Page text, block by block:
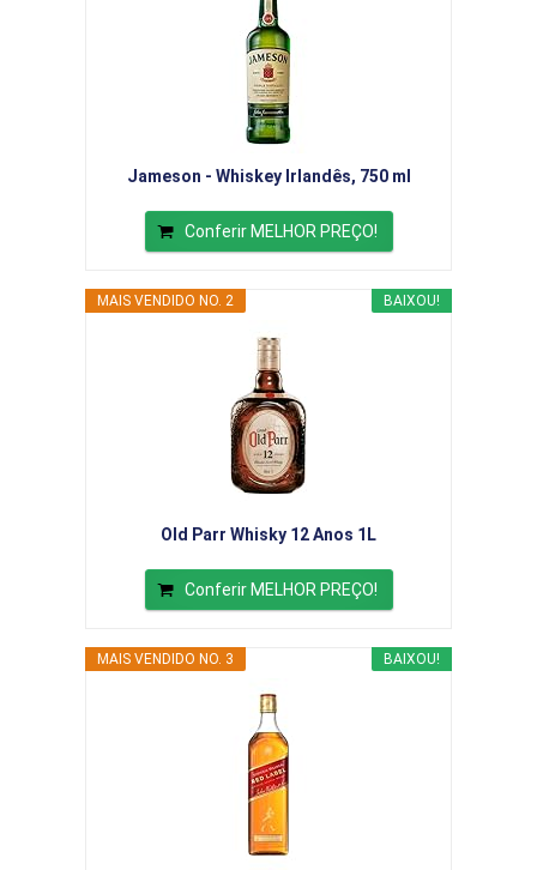
Jameson - Whiskey Irlandês, 750 ml
Conferir MELHOR PREÇO!
BAIXOU!
MAIS VENDIDO NO. 2
Old Parr Whisky 12 Anos 1L
Conferir MELHOR PREÇO!
BAIXOU!
MAIS VENDIDO NO. 3